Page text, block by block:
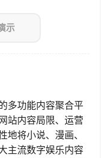
示
多功能内容聚合平
站内容局限、运营
地将小说、漫画、
主流数字娱乐内容